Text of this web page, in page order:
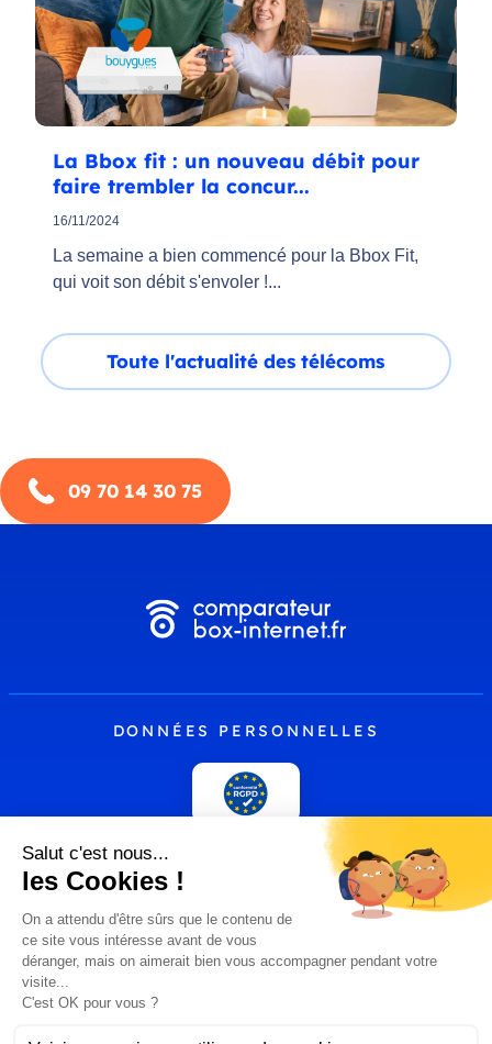
La Bbox fit : un nouveau débit pour
faire trembler la concur...
16/11/2024
La semaine a bien commencé pour la Bbox Fit,
qui voit son débit s'envoler !...
Toute l'actualité des télécoms
09 70 14 30 75
DONNÉES PERSONNELLES
comparateur-box-
internet.fr by
Hoptelecom
Presse